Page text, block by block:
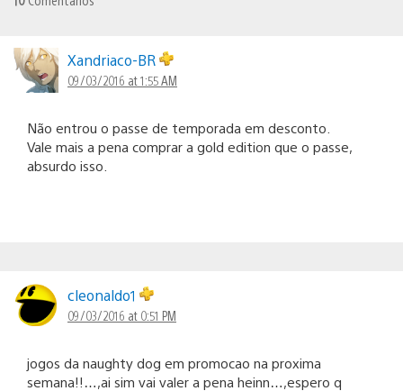
Xandriaco-BR
09/03/2016 at 1:55 AM
Não entrou o passe de temporada em desconto.
Vale mais a pena comprar a gold edition que o passe,
absurdo isso.
cleonaldo1
09/03/2016 at 0:51 PM
jogos da naughty dog em promocao na proxima
semana!!…,ai sim vai valer a pena heinn…,espero q